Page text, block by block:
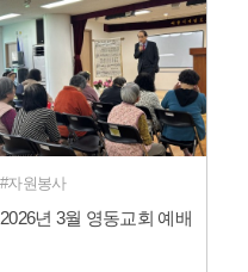
자원봉사
2026년 3월 영동교회 예배